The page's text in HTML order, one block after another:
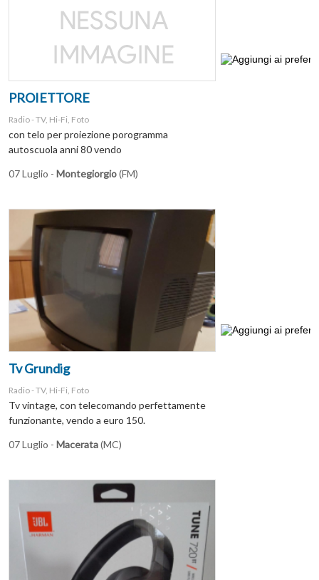
PROIETTORE
Radio - TV, Hi-Fi, Foto
con telo per proiezione porogramma
autoscuola anni 80 vendo
07 Luglio - Montegiorgio(FM)
Tv Grundig
Radio - TV, Hi-Fi, Foto
Tv vintage, con telecomando perfettamente
funzionante, vendo a euro 150.
07 Luglio - Macerata(MC)